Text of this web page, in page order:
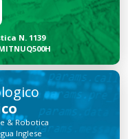
N. 1139
& Robotica
Inglese